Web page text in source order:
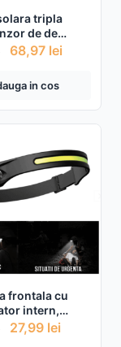
tripla
de de
W, IP65,
68,97 lei
in cos
frontala cu
intern,
de miscare,
banda LED,
27,99 lei